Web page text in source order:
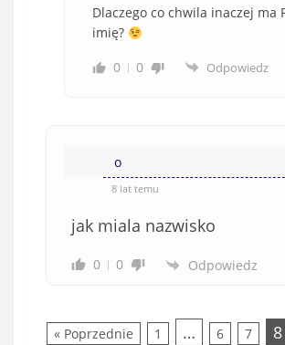
Dlaczego co chwila inaczej ma
imię?
0
0 Odpowiedz
o
8 lat temu
jak miala nazwisko
0 0 Odpowiedz
« Poprzednie 1 … 6 7 8